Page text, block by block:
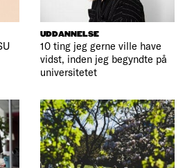
UDDANNELSE
10 ting jeg gerne ville have
vidst, inden jeg begyndte på
universitetet